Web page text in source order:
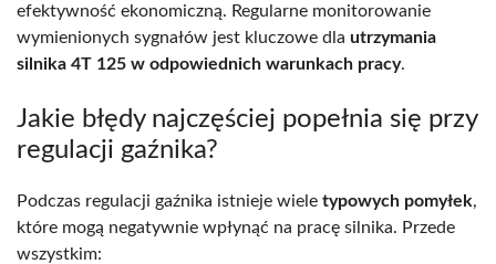
efektywność ekonomiczną. Regularne monitorowanie
wymienionych sygnałów jest kluczowe dla utrzymania
silnika 4T 125 w odpowiednich warunkach pracy.
Jakie błędy najczęściej popełnia się przy
regulacji gaźnika?
Podczas regulacji gaźnika istnieje wiele typowych pomyłek,
które mogą negatywnie wpłynąć na pracę silnika. Przede
wszystkim: